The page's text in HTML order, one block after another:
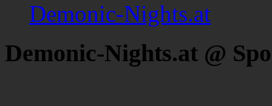
Demonic-Nights.at
Demonic-Nights.at @